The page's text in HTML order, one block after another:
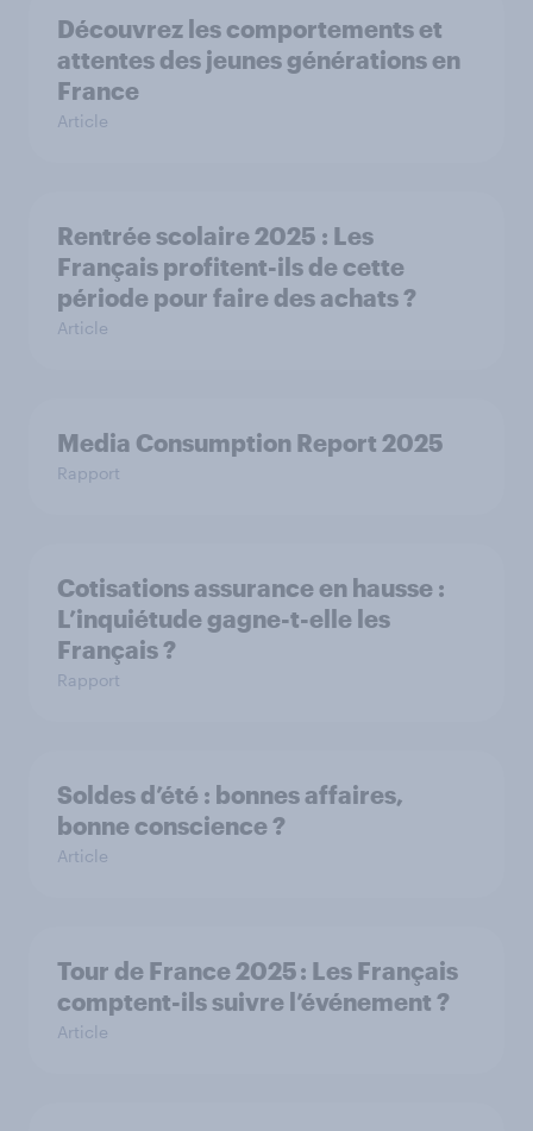
Découvrez les comportements et
attentes des jeunes générations en
France
Article
Rentrée scolaire 2025 : Les
Français profitent-ils de cette
période pour faire des achats ?
Article
Media Consumption Report 2025
Rapport
Cotisations assurance en hausse :
L’inquiétude gagne-t-elle les
Français ?
Rapport
Soldes d’été : bonnes affaires,
bonne conscience ?
Article
Tour de France 2025 : Les Français
comptent-ils suivre l’événement ?
Article